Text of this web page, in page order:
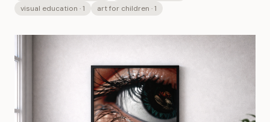
visual education · 1 art for children · 1